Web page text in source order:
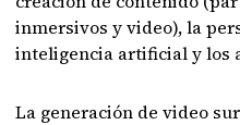
inmersivos y video), la
inteligencia artificial y los
La generación de video